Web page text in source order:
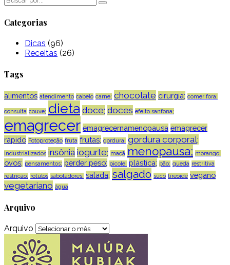
Categorias
Dicas (96)
Receitas (26)
Tags
alimentos atendimento cabelo carne; chocolate cirurgia; comer fora;
consulta couve; dieta doce; doces efeito sanfona;
emagrecer emagrecernamenopausa emagrecer
rápido Fotoproteção fruta frutas; gordura; gordura corporal;
industrializados insônia iogurte; maçã menopausa; morango;
ovos; pensamentos; perder peso; picolé; plástica; pão; queda restritiva
restrição; rótulos sabotadores; salada; salgado suco tireoide vegano
vegetariano água
Arquivo
Arquivo